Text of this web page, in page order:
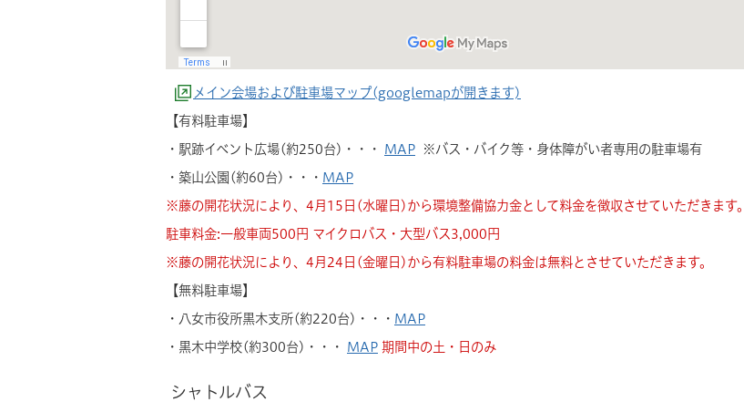
メイン会場および駐車場マップ(googlemapが開きます)
【有料駐車場】
・駅跡イベント広場(約250台)・・・ MAP ※バス・バイク等・身体障がい者専用の駐車場有
・築山公園(約60台)・・・ MAP
※藤の開花状況により、4月15日(水曜日)から環境整備協力金として料金を徴収させていただきます。
駐車料金:一般車両500円 マイクロバス・大型バス3,000円
※藤の開花状況により、4月24日(金曜日)から有料駐車場の料金は無料とさせていただきます。
【無料駐車場】
・八女市役所黒木支所(約220台)・・・ MAP
・黒木中学校(約300台)・・・ MAP 期間中の土・日のみ
シャトルバス